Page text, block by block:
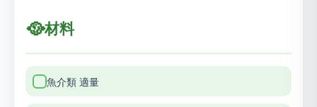
🥘材料
魚介類 適量